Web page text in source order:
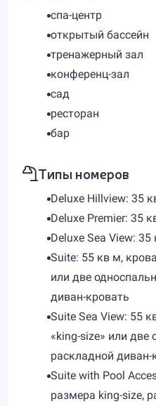
спа-центр
открытый бассейн
тренажерный зал
конференц-зал
сад
ресторан
бар
Типы номеров
Deluxe Hillview: 35
Deluxe Premier: 35
Deluxe Sea View: 35
Suite: 55 кв м,
или две
диван-кровать
Suite Sea View: 55
«king-size» или две
раскладной диван-
Suite with Pool
размера king-size,